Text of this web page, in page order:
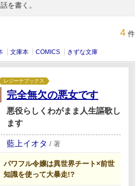
を書く。
4 件
文庫本 COMICS きずな文庫
レジーナブックス
完全無欠の悪女です
悪役らしくわがまま人生謳歌し
ます
藍上イオタ / 著
パワフル令嬢は異世界チート×前世
知識を使って大暴走!?